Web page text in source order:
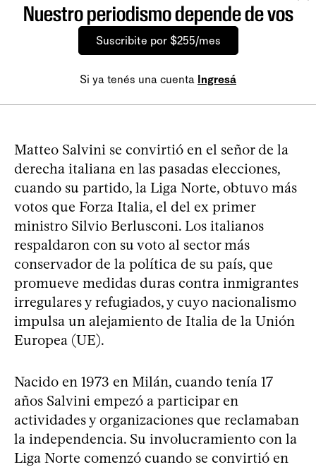
Nuestro periodismo depende de vos
Suscribite por $255/mes
Si ya tenés una cuenta Ingresá
Matteo Salvini se convirtió en el señor de la
derecha italiana en las pasadas elecciones,
cuando su partido, la Liga Norte, obtuvo más
votos que Forza Italia, el del ex primer
ministro Silvio Berlusconi. Los italianos
respaldaron con su voto al sector más
conservador de la política de su país, que
promueve medidas duras contra inmigrantes
irregulares y refugiados, y cuyo nacionalismo
impulsa un alejamiento de Italia de la Unión
Europea (UE).
Nacido en 1973 en Milán, cuando tenía 17
años Salvini empezó a participar en
actividades y organizaciones que reclamaban
la independencia. Su involucramiento con la
Liga Norte comenzó cuando se convirtió en